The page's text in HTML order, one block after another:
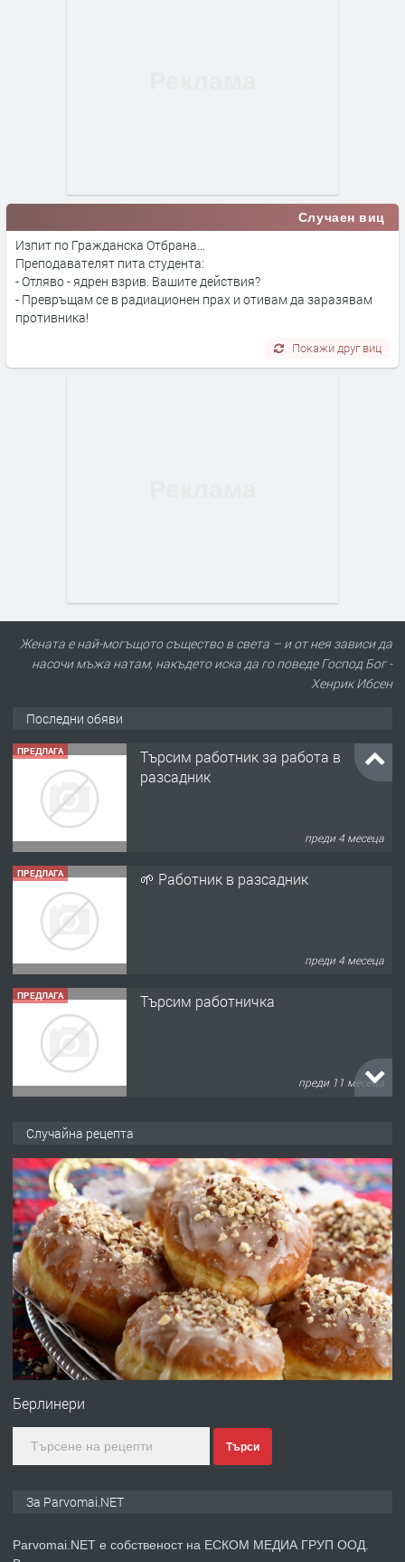
Случаен виц
Изпит по Гражданска Отбрана…
Преподавателят пита студента:
- Отляво - ядрен взрив. Вашите действия?
- Превръщам се в радиационен прах и отивам да заразявам
противника!
Покажи друг виц
Жената е най-могъщото същество в света – и от нея зависи да
насочи мъжа натам, накъдето иска да го поведе Господ Бог -
Хенрик Ибсен
Последни обяви
ПРЕДЛАГА
Търсим работник за работа в
разсадник
преди 4 месеца
ПРЕДЛАГА 🌱 Работник в разсадник
преди 4 месеца
ПРЕДЛАГА Търсим работничка
преди 11 месеца
преди 1 година
ПРЕДЛАГА Работа за общи работници
преди 1 година
ПРЕДЛАГА
Първи поход "По стъпките на Ангел
Случайна рецепта
Берлинери
Търси
За Parvomai.NET
Parvomai.NET е собственост на ЕСКОМ МЕДИА ГРУП ООД.